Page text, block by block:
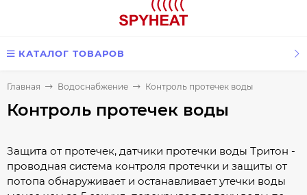
КАТАЛОГ ТОВАРОВ
Главная Водоснабжение Контроль протечек воды
Контроль протечек воды
Защита от протечек, датчики протечки воды Тритон -
проводная система контроля протечки и защиты от
потопа обнаруживает и останавливает утечки воды